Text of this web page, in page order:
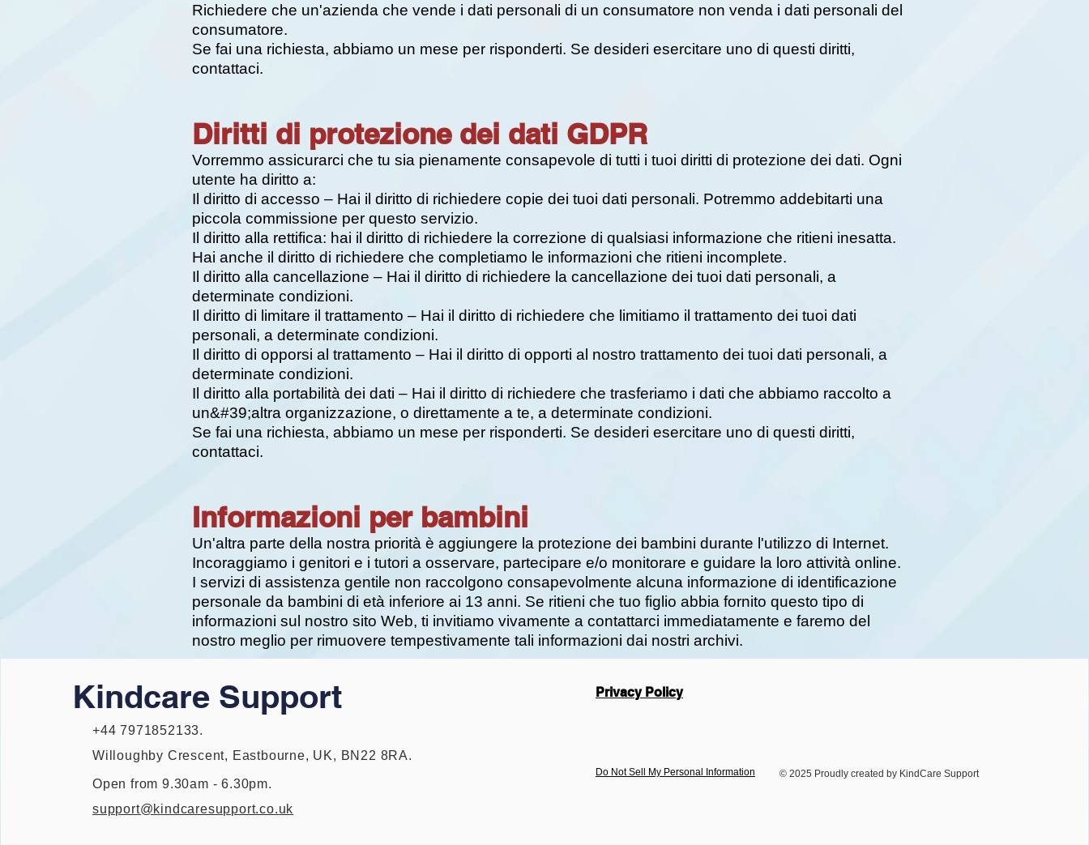
Richiedere che un'azienda che vende i dati personali di un consumatore non venda i dati personali del
consumatore.
Se fai una richiesta, abbiamo un mese per risponderti. Se desideri esercitare uno di questi diritti,
contattaci.
Diritti di protezione dei dati GDPR
Vorremmo assicurarci che tu sia pienamente consapevole di tutti i tuoi diritti di protezione dei dati. Ogni
utente ha diritto a:
Il diritto di accesso – Hai il diritto di richiedere copie dei tuoi dati personali. Potremmo addebitarti una
piccola commissione per questo servizio.
Il diritto alla rettifica: hai il diritto di richiedere la correzione di qualsiasi informazione che ritieni inesatta.
Hai anche il diritto di richiedere che completiamo le informazioni che ritieni incomplete.
Il diritto alla cancellazione – Hai il diritto di richiedere la cancellazione dei tuoi dati personali, a
determinate condizioni.
Il diritto di limitare il trattamento – Hai il diritto di richiedere che limitiamo il trattamento dei tuoi dati
personali, a determinate condizioni.
Il diritto di opporsi al trattamento – Hai il diritto di opporti al nostro trattamento dei tuoi dati personali, a
determinate condizioni.
Il diritto alla portabilità dei dati – Hai il diritto di richiedere che trasferiamo i dati che abbiamo raccolto a
un&#39;altra organizzazione, o direttamente a te, a determinate condizioni.
Se fai una richiesta, abbiamo un mese per risponderti. Se desideri esercitare uno di questi diritti,
contattaci.
Informazioni per bambini
Un'altra parte della nostra priorità è aggiungere la protezione dei bambini durante l'utilizzo di Internet.
Incoraggiamo i genitori e i tutori a osservare, partecipare e/o monitorare e guidare la loro attività online.
I servizi di assistenza gentile non raccolgono consapevolmente alcuna informazione di identificazione
personale da bambini di età inferiore ai 13 anni. Se ritieni che tuo figlio abbia fornito questo tipo di
informazioni sul nostro sito Web, ti invitiamo vivamente a contattarci immediatamente e faremo del
nostro meglio per rimuovere tempestivamente tali informazioni dai nostri archivi.
Kindcare Support
+44 7971852133.
Willoughby Crescent, Eastbourne, UK, BN22 8RA.
Open from 9.30am - 6.30pm.
support@kindcaresupport.co.uk
Privacy Policy
Do Not Sell My Personal Information © 2025 Proudly created by KindCare Support